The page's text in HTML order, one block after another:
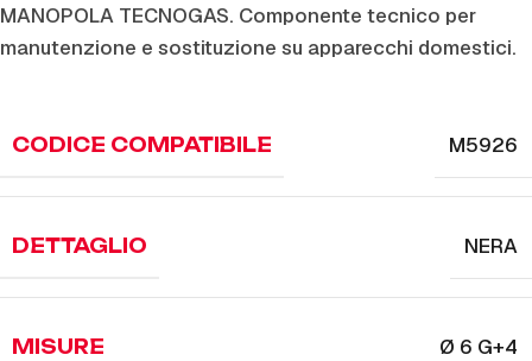
MANOPOLA TECNOGAS. Componente tecnico per
manutenzione e sostituzione su apparecchi domestici.
CODICE COMPATIBILE M5926
DETTAGLIO NERA
MISURE Ø 6 G+4